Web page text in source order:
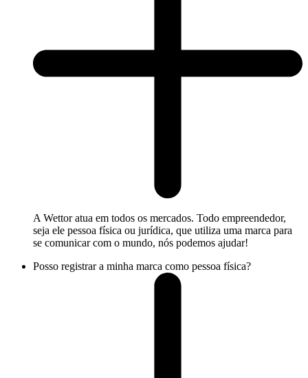
A Wettor atua em todos os mercados. Todo empreendedor,
seja ele pessoa física ou jurídica, que utiliza uma marca para
se comunicar com o mundo, nós podemos ajudar!
Posso registrar a minha marca como pessoa física?